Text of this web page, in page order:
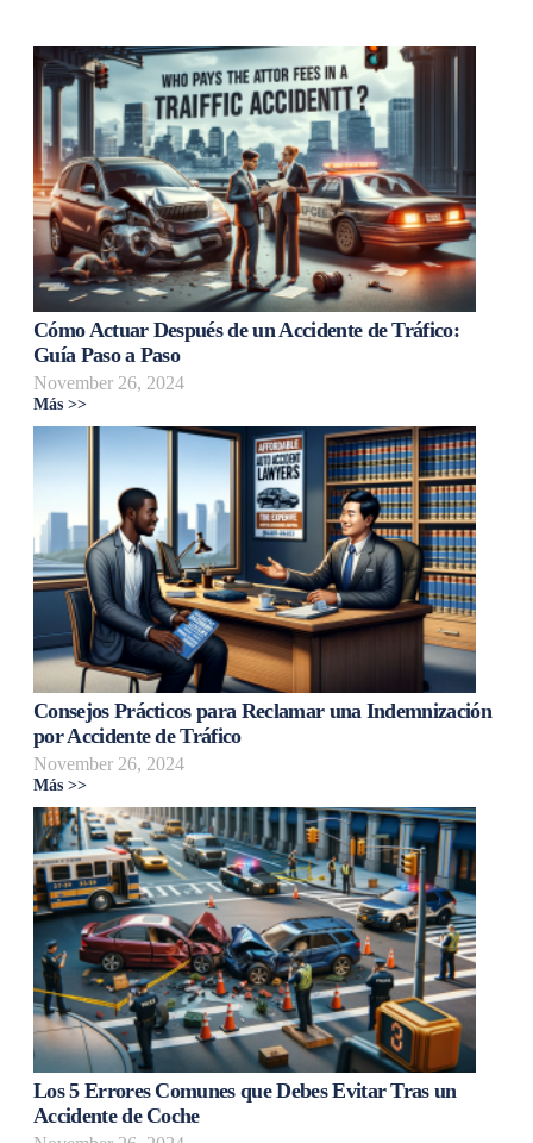
Cómo Actuar Después de un Accidente de Tráfico:
Guía Paso a Paso
November 26, 2024
Más >>
Consejos Prácticos para Reclamar una Indemnización
por Accidente de Tráfico
November 26, 2024
Más >>
Los 5 Errores Comunes que Debes Evitar Tras un
Accidente de Coche